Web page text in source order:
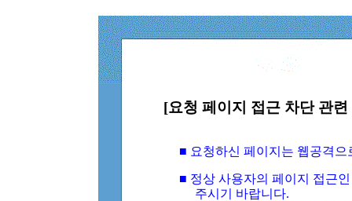
[요청 페이지 접근 차단 관
■ 요청하신 페이지는 웹공격
■ 정상 사용자의 페이지 접근
주시기 바랍니다.